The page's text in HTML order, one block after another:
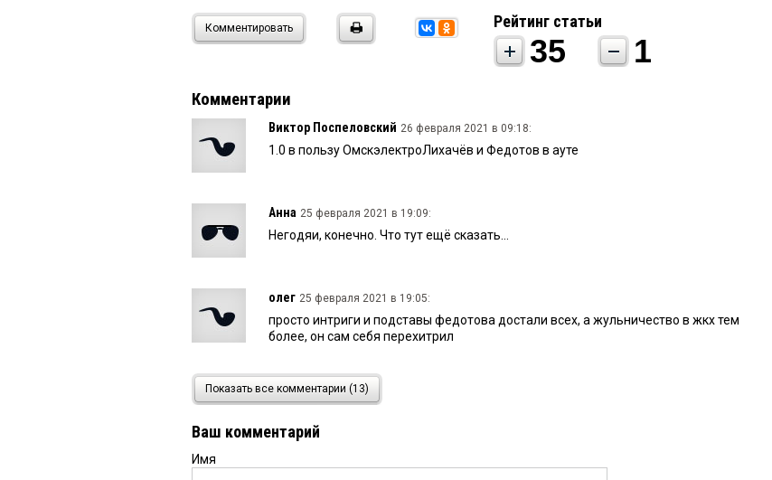
Комментировать Рейтинг статьи
35 1
Комментарии
Виктор Поспеловский 26 февраля 2021 в 09:18:
1.0 в пользу ОмскэлектроЛихачёв и Федотов в ауте
Анна 25 февраля 2021 в 19:09:
Негодяи, конечно. Что тут ещё сказать...
олег 25 февраля 2021 в 19:05:
просто интриги и подставы федотова достали всех, а жульничество в жкх тем
более, он сам себя перехитрил
25 февраля 2021 в 19:02:
Позор депутатам все за закрытыми дверями и где правда почему людям не говорят
Светлана 25 февраля 2021 в 17:36:
Показать все комментарии (13)
Ваш комментарий
Имя